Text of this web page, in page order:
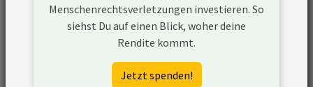
Konflikte
Cemex ist einer der
größten Emittenten von
Treibhausgasen
Menschenrechtsverletzungen investieren. So
siehst Du auf einen Blick, woher deine
Rendite kommt.
Jetzt spenden!